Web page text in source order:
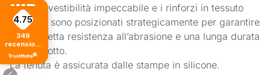
con una vestibilità impeccabile e i rinforzi in tessuto
Rip-stop sono posizionati strategicamente per garantire
una perfetta resistenza all’abrasione e una lunga durata
del prodotto.
La tenuta è assicurata dalle stampe in silicone.
4.75
349
recensioni
di tutti i
tempi